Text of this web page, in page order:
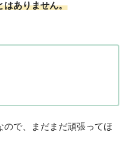
はありません。
ので、まだまだ頑張ってほ